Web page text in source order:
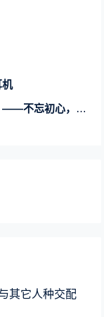
机
初心，追逐梦想
其它人种交配